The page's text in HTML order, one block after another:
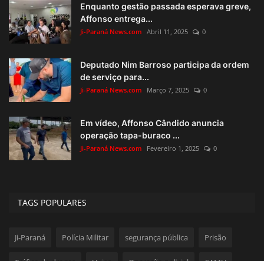
Enquanto gestão passada esperava greve,
Affonso entrega...
Ji-Paraná News.com Abril 11, 2025 0
Deputado Nim Barroso participa da ordem
de serviço para...
Ji-Paraná News.com Março 7, 2025 0
Em vídeo, Affonso Cândido anuncia
operação tapa-buraco ...
Ji-Paraná News.com Fevereiro 1, 2025 0
TAGS POPULARES
Ji-Paraná Polícia Militar segurança pública Prisão